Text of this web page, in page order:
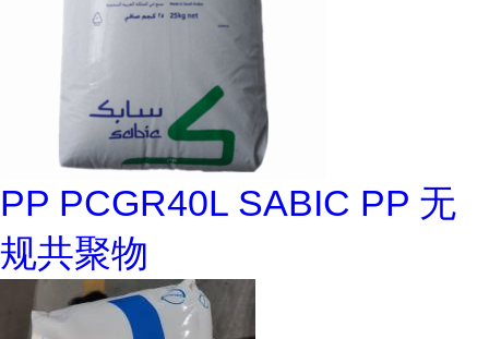
PP PCGR40L SABIC PP 无
规共聚物